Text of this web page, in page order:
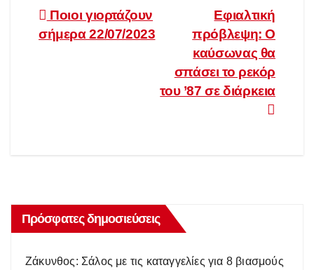
Πλοήγηση
άρθρων
Εφιαλτική
πρόβλεψη: Ο
καύσωνας θα
σπάσει το ρεκόρ
του ’87 σε διάρκεια
Ποιοι γιορτάζουν
σήμερα 22/07/2023
Πρόσφατες δημοσιεύσεις
Ζάκυνθος: Σάλος με τις καταγγελίες για 8 βιασμούς